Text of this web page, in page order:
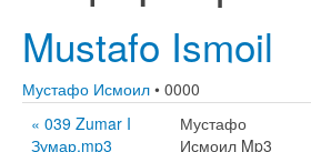
Mustafo Ismoil
Мустафо Исмоил • 0000
« 039 Zumar I
Зумар.mp3
Мустафо
Исмоил Mp3